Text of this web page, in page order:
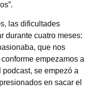
.
las dificultades
durante cuatro meses:
que nos
empezamos a
se empezó a
en sacar el